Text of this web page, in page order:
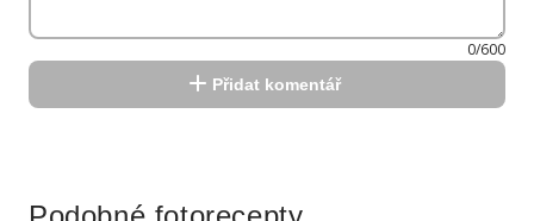
0/600
Přidat komentář